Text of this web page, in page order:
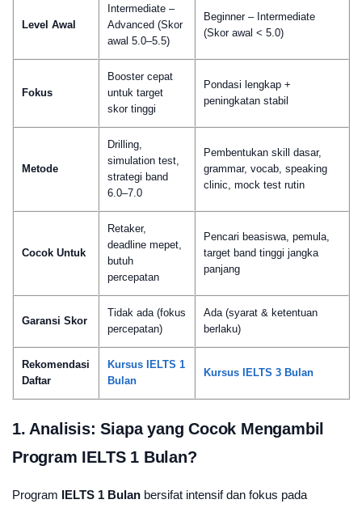
Level Awal
Intermediate –
Advanced (Skor
awal 5.0–5.5)
Beginner – Intermediate
(Skor awal < 5.0)
Fokus
Booster cepat
untuk target
skor tinggi
Pondasi lengkap +
peningkatan stabil
Metode
Drilling,
simulation test,
strategi band
6.0–7.0
Pembentukan skill dasar,
grammar, vocab, speaking
clinic, mock test rutin
Cocok Untuk
Retaker,
deadline mepet,
butuh
percepatan
Pencari beasiswa, pemula,
target band tinggi jangka
panjang
Garansi Skor
Tidak ada (fokus
percepatan)
Ada (syarat & ketentuan
berlaku)
Rekomendasi
Daftar
Kursus IELTS 1
Bulan
Kursus IELTS 3 Bulan
1. Analisis: Siapa yang Cocok Mengambil
Program IELTS 1 Bulan?
Program IELTS 1 Bulan bersifat intensif dan fokus pada